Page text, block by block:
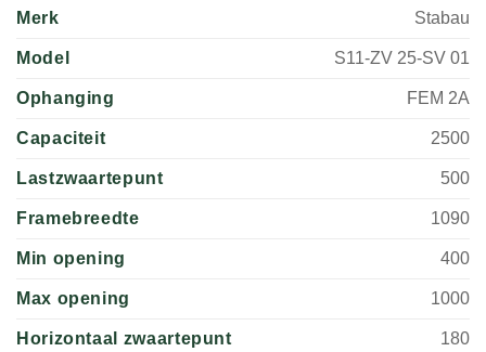
Merk Stabau
Model S11-ZV 25-SV 01
Ophanging FEM 2A
Capaciteit 2500
Lastzwaartepunt 500
Framebreedte 1090
Min opening 400
Max opening 1000
Horizontaal zwaartepunt 180